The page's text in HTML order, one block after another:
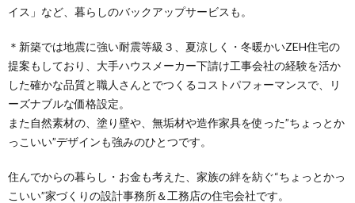
イス」など、暮らしのバックアップサービスも。
＊新築では地震に強い耐震等級３、夏涼しく・冬暖かいZEH住宅の
提案もしており、大手ハウスメーカー下請け工事会社の経験を活か
した確かな品質と職人さんとでつくるコストパフォーマンスで、リ
ーズナブルな価格設定。
また自然素材の、塗り壁や、無垢材や造作家具を使った”ちょっとか
っこいい”デザインも強みのひとつです。
住んでからの暮らし・お金も考えた、家族の絆を紡ぐ“ちょっとかっ
こいい”家づくりの設計事務所＆工務店の住宅会社です。